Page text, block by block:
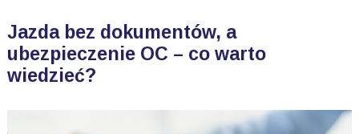
Jazda bez dokumentów, a
ubezpieczenie OC – co warto
wiedzieć?